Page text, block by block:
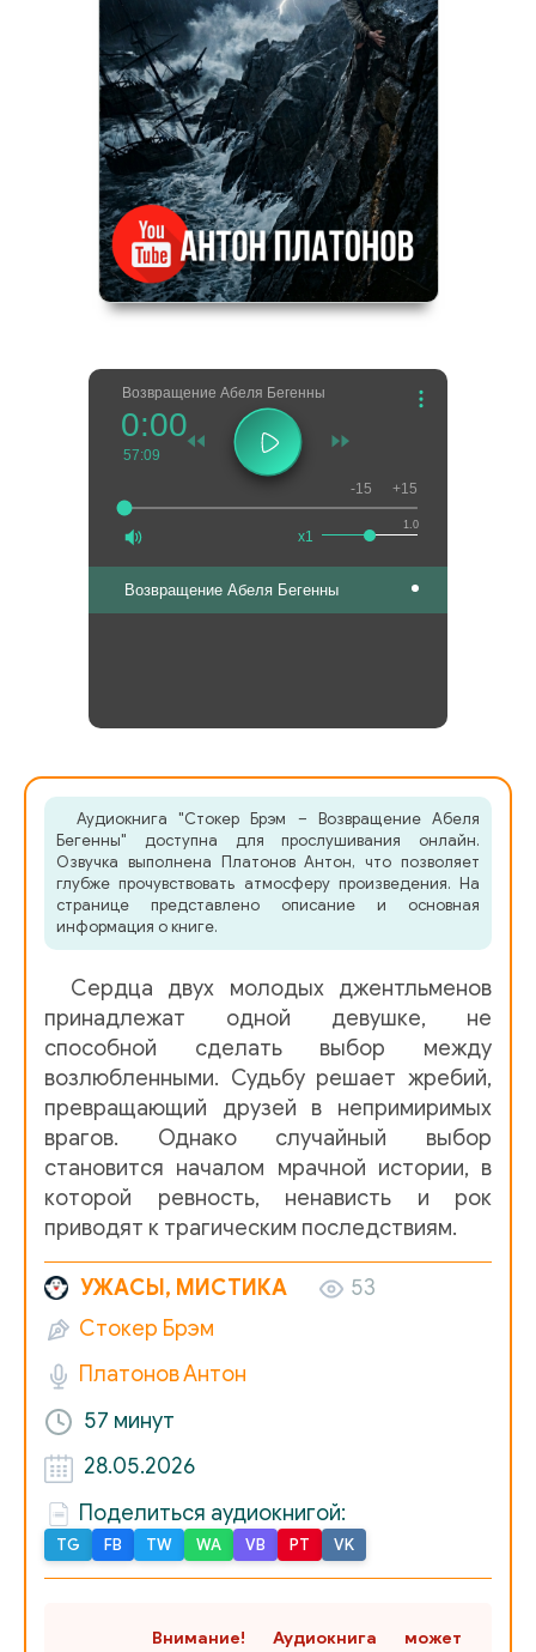
Возвращение Абеля Бегенны
0:00
57:09
1.0
x1
-15 +15
Возвращение Абеля Бегенны
Аудиокнига "Стокер Брэм – Возвращение Абеля
Бегенны" доступна для прослушивания онлайн.
Озвучка выполнена Платонов Антон, что позволяет
глубже прочувствовать атмосферу произведения. На
странице представлено описание и основная
информация о книге.
Сердца двух молодых джентльменов
принадлежат одной девушке, не
способной сделать выбор между
возлюбленными. Судьбу решает жребий,
превращающий друзей в непримиримых
врагов. Однако случайный выбор
становится началом мрачной истории, в
которой ревность, ненависть и рок
приводят к трагическим последствиям.
УЖАСЫ, МИСТИКА
53
Стокер Брэм
Платонов Антон
57 минут
28.05.2026
Поделиться аудиокнигой:
TG FB TW WA VB PT VK
Внимание! Аудиокнига может